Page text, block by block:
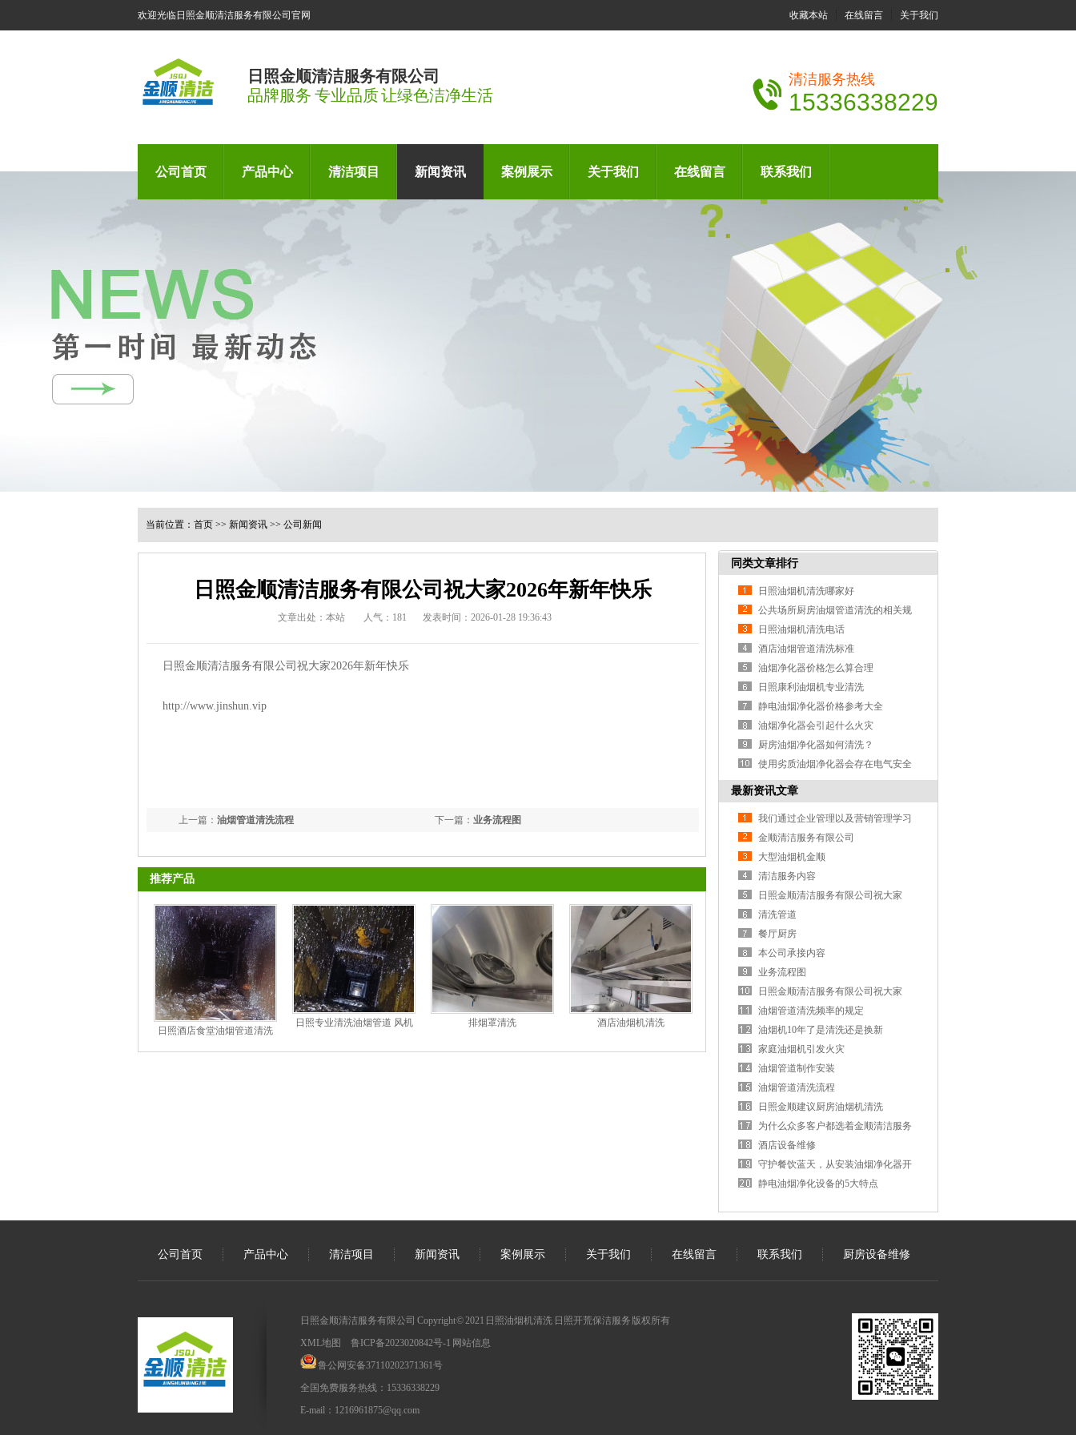
欢迎光临日照金顺清洁服务有限公司官网 收藏本站 在线留言 关于我们
日照金顺清洁服务有限公司
品牌服务 专业品质 让绿色洁净生活
清洁服务热线
15336338229
公司首页 产品中心 清洁项目 新闻资讯 案例展示 关于我们 在线留言 联系我们
当前位置： 首页 >> 新闻资讯 >> 公司新闻
日照金顺清洁服务有限公司祝大家2026年新年快乐
文章出处：本站 人气：181 发表时间：2026-01-28 19:36:43
日照金顺清洁服务有限公司祝大家2026年新年快乐
http://www.jinshun.vip
下一篇： 业务流程图
上一篇： 油烟管道清洗流程
推荐产品
日照酒店食堂油烟管道清洗
日照专业清洗油烟管道 风机 排烟罩清洗 酒店油烟机清洗
同类文章排行
日照油烟机清洗哪家好
公共场所厨房油烟管道清洗的相关规
定
日照油烟机清洗电话
酒店油烟管道清洗标准
油烟净化器价格怎么算合理
日照康利油烟机专业清洗
静电油烟净化器价格参考大全
油烟净化器会引起什么火灾
厨房油烟净化器如何清洗？
使用劣质油烟净化器会存在电气安全
隐患？
最新资讯文章
我们通过企业管理以及营销管理学习
了很多先进的日照大型油烟机管理以
及日照饭店酒店食堂的油烟机管道清
洗技能
金顺清洁服务有限公司
大型油烟机金顺
清洁服务内容
日照金顺清洁服务有限公司祝大家
2026年新年快乐
清洗管道
餐厅厨房
本公司承接内容
业务流程图
日照金顺清洁服务有限公司祝大家
2026年新年快乐
油烟管道清洗频率的规定
油烟机10年了是清洗还是换新
家庭油烟机引发火灾
油烟管道制作安装
油烟管道清洗流程
日照金顺建议厨房油烟机清洗
为什么众多客户都选着金顺清洁服务
酒店设备维修
守护餐饮蓝天，从安装油烟净化器开
始
静电油烟净化设备的5大特点
公司首页 产品中心 清洁项目 新闻资讯 案例展示 关于我们 在线留言 联系我们 厨房设备维修
日照金顺清洁服务有限公司 Copyright © 2021 日照油烟机清洗 日照开荒保洁服务 版权所有
XML地图
鲁ICP备2023020842号-1 网站信息
鲁公网安备37110202371361号
全国免费服务热线：15336338229
E-mail：1216961875@qq.com